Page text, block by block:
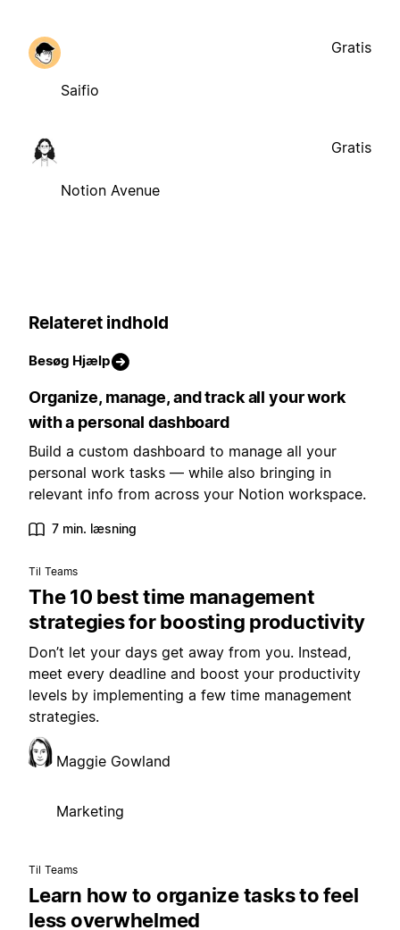
Saifio
Gratis
Notion Avenue
Gratis
Relateret indhold
Besøg Hjælp
Organize, manage, and track all your work
with a personal dashboard
Build a custom dashboard to manage all your
personal work tasks — while also bringing in
relevant info from across your Notion workspace.
7 min. læsning
Til Teams
The 10 best time management
strategies for boosting productivity
Don’t let your days get away from you. Instead,
meet every deadline and boost your productivity
levels by implementing a few time management
strategies.
Maggie Gowland
Marketing
Til Teams
Learn how to organize tasks to feel
less overwhelmed